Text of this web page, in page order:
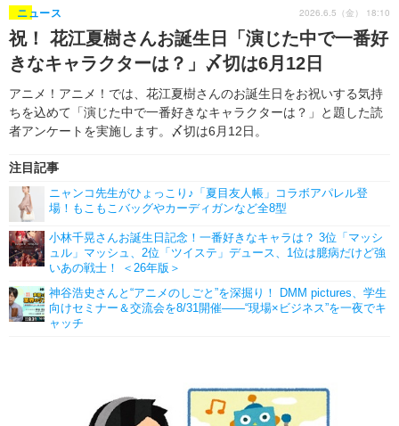
ゲーム グッズ
イベント 海外
海外イベント ビジネス
俳優・タレント アーティスト
ビジネス
アニメ 実写
書評 イベント
ゲーム 座談会
動画
アニメ！アニメ！TV ABEMA Cafe
祝！ 花江夏樹さんお誕生日「演じた中で一番好
きなキャラクターは？」〆切は6月12日
アニメ！アニメ！では、花江夏樹さんのお誕生日をお祝いする気持
ちを込めて「演じた中で一番好きなキャラクターは？」と題した読
者アンケートを実施します。〆切は6月12日。
ニュース
注目記事
ニャンコ先生がひょっこり♪「夏目友人帳」コラボアパレル登
場！もこもこバッグやカーディガンなど全8型
小林千晃さんお誕生日記念！一番好きなキャラは？ 3位「マッシ
ュル」マッシュ、2位「ツイステ」デュース、1位は臆病だけど強
いあの戦士！ ＜26年版＞
神谷浩史さんと“アニメのしごと”を深掘り！ DMM pictures、学生
向けセミナー＆交流会を8/31開催――“現場×ビジネス”を一夜でキ
ャッチ
2026.6.5（金） 18:10